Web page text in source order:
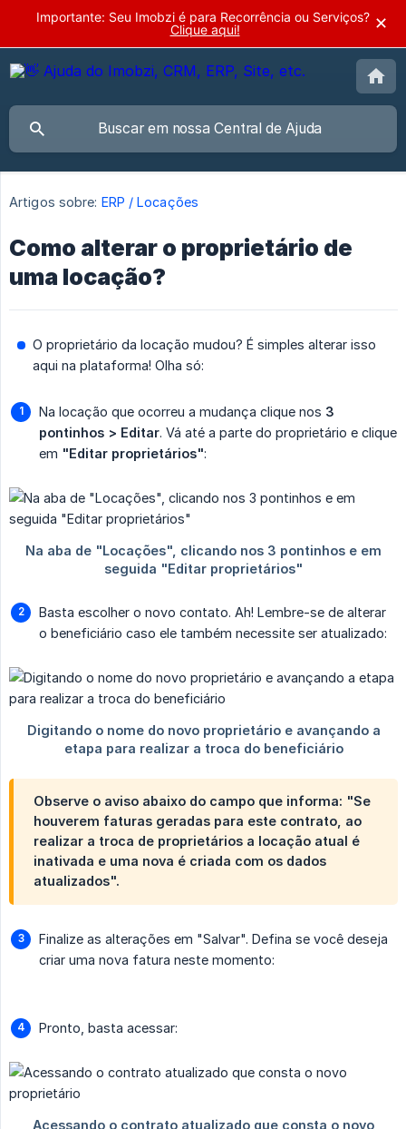
Importante: Seu Imobzi é para Recorrência ou Serviços?
Clique aqui!
✕
Artigos sobre: ERP / Locações
Como alterar o proprietário de
uma locação?
O proprietário da locação mudou? É simples alterar isso
aqui na plataforma! Olha só:
Na locação que ocorreu a mudança clique nos 3
pontinhos > Editar. Vá até a parte do proprietário e clique
em "Editar proprietários":
Basta escolher o novo contato. Ah! Lembre-se de alterar
o beneficiário caso ele também necessite ser atualizado:
Observe o aviso abaixo do campo que informa: "Se
houverem faturas geradas para este contrato, ao
realizar a troca de proprietários a locação atual é
inativada e uma nova é criada com os dados
atualizados".
Finalize as alterações em "Salvar". Defina se você deseja
criar uma nova fatura neste momento:
Pronto, basta acessar: